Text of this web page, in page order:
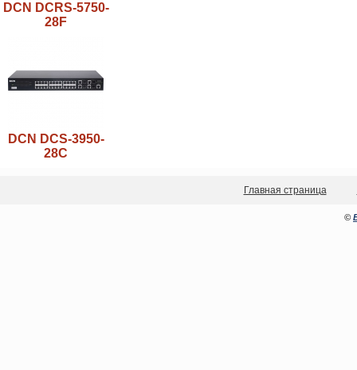
DCN DCRS-5750-
28F
DCN DCS-3950-
28C
Главная страница
©